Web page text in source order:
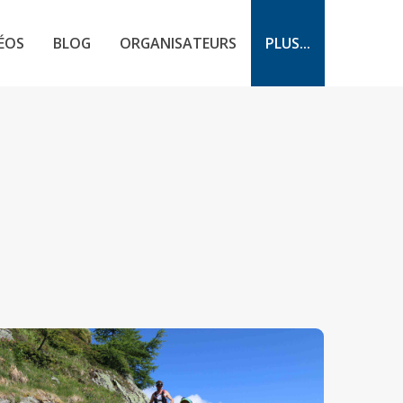
BLOG ORGANISATEURS PLUS...